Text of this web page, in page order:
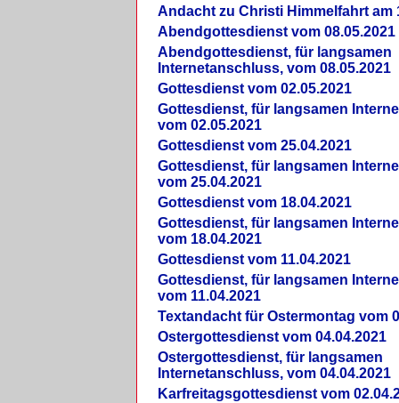
Andacht zu Christi Himmelfahrt am
Abendgottesdienst vom 08.05.2021
Abendgottesdienst, für langsamen
Internetanschluss, vom 08.05.2021
Gottesdienst vom 02.05.2021
Gottesdienst, für langsamen
vom 02.05.2021
Gottesdienst vom 25.04.2021
Gottesdienst, für langsamen
vom 25.04.2021
Gottesdienst vom 18.04.2021
Gottesdienst, für langsamen
vom 18.04.2021
Gottesdienst vom 11.04.2021
Gottesdienst, für langsamen
vom 11.04.2021
Textandacht für Ostermontag vom
Ostergottesdienst vom 04.04.2021
Ostergottesdienst, für langsamen
Internetanschluss, vom 04.04.2021
Karfreitagsgottesdienst vom